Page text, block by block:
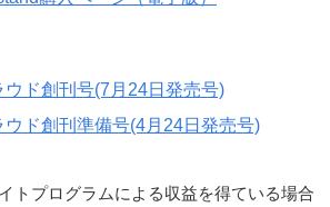
ウド創刊号(7月24日発売号)
ウド創刊準備号(4月24日発売号)
トプログラムによる収益を得ている場合